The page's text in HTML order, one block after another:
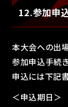
12.参加申
本大会への出
参加申込手続
申込には下記
＜申込期日＞